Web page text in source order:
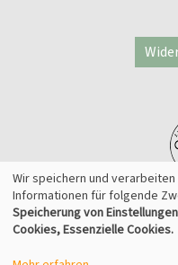
© 2026 Kufer Software
Wir speichern und
Informationen für folgende
Speicherung von
Cookies, Essenzielle Cookies.